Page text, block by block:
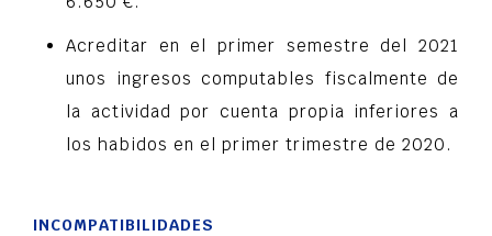
Acreditar en el primer semestre del 2021
unos ingresos computables fiscalmente de
la actividad por cuenta propia inferiores a
los habidos en el primer trimestre de 2020.
INCOMPATIBILIDADES